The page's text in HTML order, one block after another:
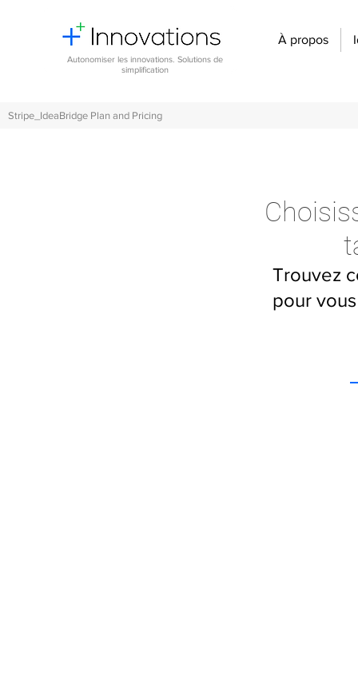
Autonomiser les innovations. Solutions de
simplification
À propos
Stripe_IdeaBridge Plan and Pricing
Trouvez
pour vous